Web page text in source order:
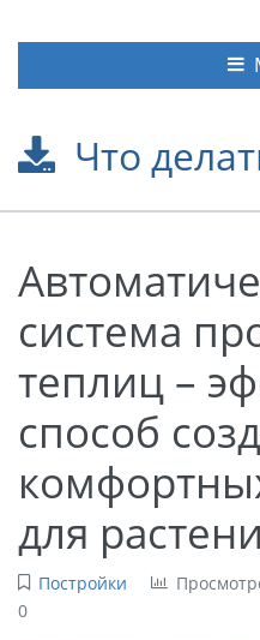
Что
система
теплиц –
способ
для
Постройки
0